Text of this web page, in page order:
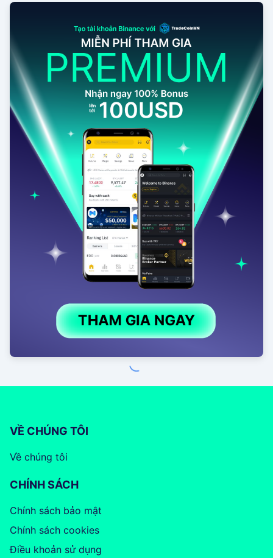
VỀ CHÚNG TÔI
Về chúng tôi
CHÍNH SÁCH
Chính sách bảo mật
Chính sách cookies
Điều khoản sử dụng